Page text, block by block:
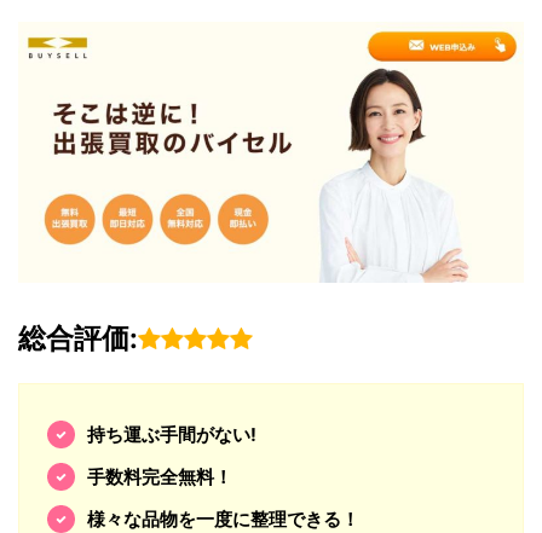
総合評価:
持ち運ぶ手間がない!
手数料完全無料！
様々な品物を一度に整理できる！